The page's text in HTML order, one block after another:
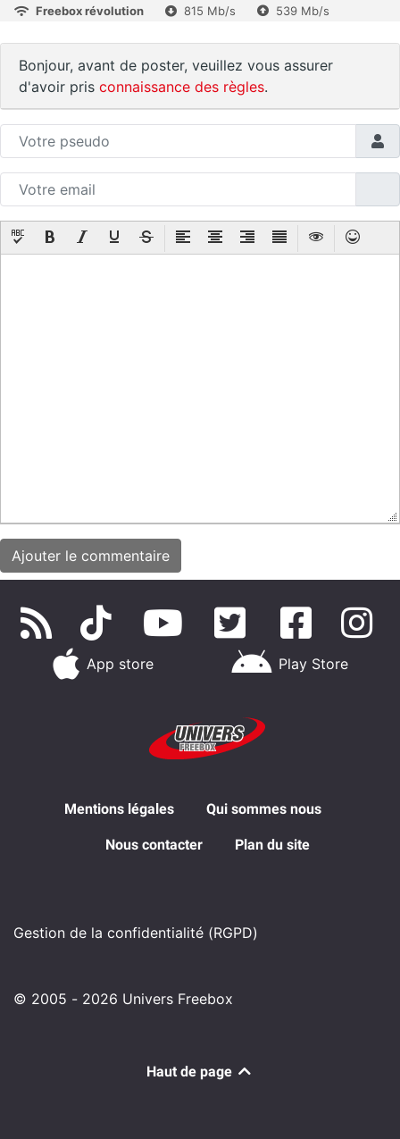
Freebox révolution 815 Mb/s 539 Mb/s
Bonjour, avant de poster, veuillez vous assurer
d'avoir pris connaissance des règles.
App store Play Store
Mentions légales Qui sommes nous
Nous contacter Plan du site
Gestion de la confidentialité (RGPD)
© 2005 - 2026 Univers Freebox
Haut de page